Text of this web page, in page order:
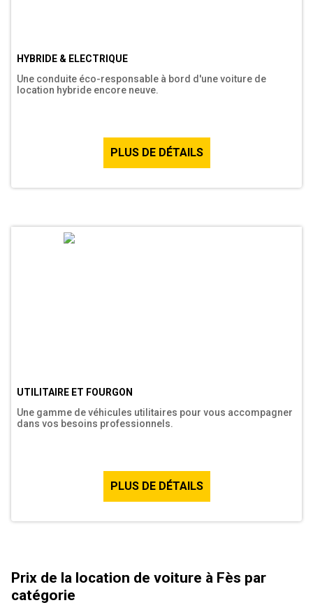
HYBRIDE & ELECTRIQUE
Une conduite éco-responsable à bord d'une voiture de
location hybride encore neuve.
PLUS DE DÉTAILS
UTILITAIRE ET FOURGON
Une gamme de véhicules utilitaires pour vous accompagner
dans vos besoins professionnels.
PLUS DE DÉTAILS
Prix de la location de voiture à Fès par
catégorie